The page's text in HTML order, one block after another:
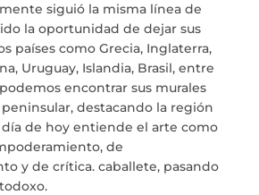
siguió la misma línea de
la oportunidad de dejar sus
países como Grecia, Inglaterra,
Uruguay, Islandia, Brasil, entre
encontrar sus murales
destacando la región
día de hoy entiende el arte como
de
y de crítica. caballete, pasando